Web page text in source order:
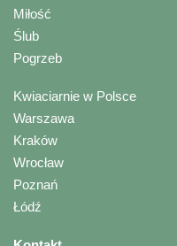
Miłość
Ślub
Pogrzeb
Kwiaciarnie w Polsce
Warszawa
Kraków
Wrocław
Poznań
Łódź